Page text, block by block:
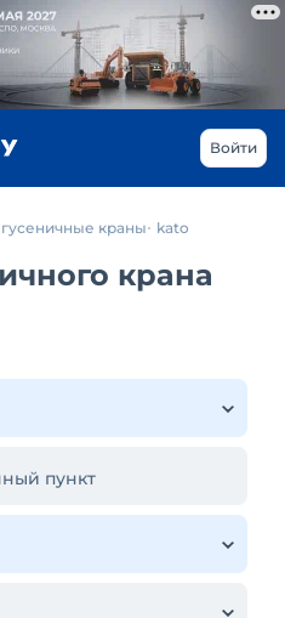
Войти
гусеничные краны kato
крана
пункт